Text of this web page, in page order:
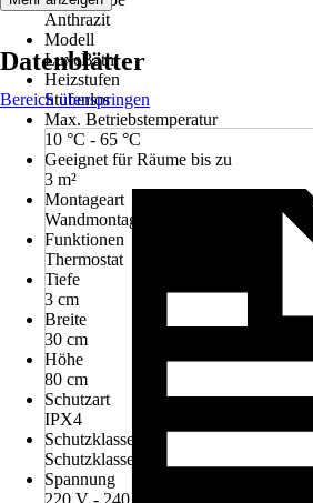
Anthrazit
Modell
LuxeBath
Heizstufen
Stufenlos
Max. Betriebstemperatur
10 °C - 65 °C
Geeignet für Räume bis zu
3 m²
Montageart
Wandmontage
Funktionen
Thermostat
Tiefe
3 cm
Breite
30 cm
Höhe
80 cm
Schutzart
IPX4
Schutzklasse
Schutzklasse I
Spannung
220 V - 240 V
Datenblätter
Bereich überspringen